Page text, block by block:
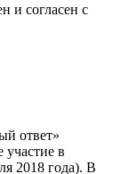
и согласен с
ответ»
участие в
2018 года). В